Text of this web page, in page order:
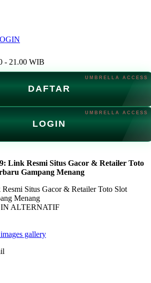
- 21.00 WIB
DAFTAR
LOGIN
Link Resmi Situs Gacor & Retailer Toto
Gampang Menang
Situs Gacor & Retailer Toto Slot
Menang
ALTERNATIF
gallery